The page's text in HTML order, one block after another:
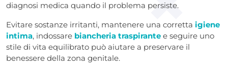
diagnosi medica quando il problema persiste.
Evitare sostanze irritanti, mantenere una corretta igiene
intima, indossare biancheria traspirante e seguire uno
stile di vita equilibrato può aiutare a preservare il
benessere della zona genitale.